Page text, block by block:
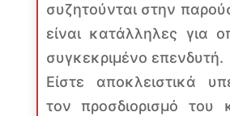
συζητούνται στην
είναι κατάλληλες για
συγκεκριμένο επενδυτή.
Είστε αποκλειστικά
τον προσδιορισμό του